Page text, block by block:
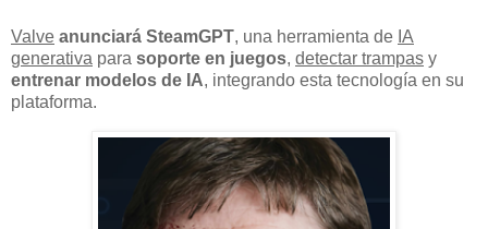
Valve anunciará SteamGPT, una herramienta de IA
generativa para soporte en juegos, detectar trampas y
entrenar modelos de IA, integrando esta tecnología en su
plataforma.